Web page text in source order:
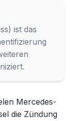
ist das
Mercedes-
die Zündung